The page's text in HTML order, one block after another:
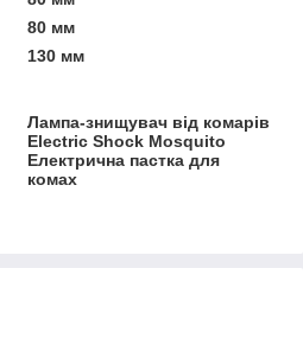
80 мм
130 мм
Лампа-знищувач від комарів
Electric Shock Mosquito
Електрична пастка для
комах